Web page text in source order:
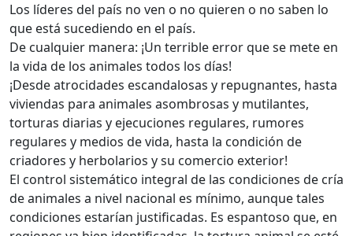
Los líderes del país no ven o no quieren o no saben lo
que está sucediendo en el país.
De cualquier manera: ¡Un terrible error que se mete en
la vida de los animales todos los días!
¡Desde atrocidades escandalosas y repugnantes, hasta
viviendas para animales asombrosas y mutilantes,
torturas diarias y ejecuciones regulares, rumores
regulares y medios de vida, hasta la condición de
criadores y herbolarios y su comercio exterior!
El control sistemático integral de las condiciones de cría
de animales a nivel nacional es mínimo, aunque tales
condiciones estarían justificadas. Es espantoso que, en